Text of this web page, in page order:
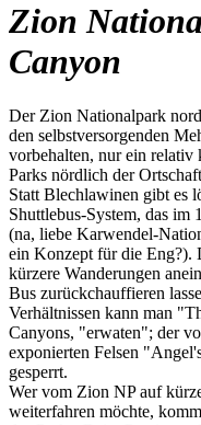
Zion
Canyon
Der Zion Nationalpark
den selbstversorgenden
vorbehalten, nur ein relativ
Parks nördlich der
Statt Blechlawinen gibt es
Shuttlebus-System, das
(na, liebe Karwendel-
ein Konzept für die Eng?).
kürzere Wanderungen
Bus zurückchauffieren
Verhältnissen kann man
Canyons, "erwaten"; der
exponierten Felsen
gesperrt.
Wer vom Zion NP auf
weiterfahren möchte,